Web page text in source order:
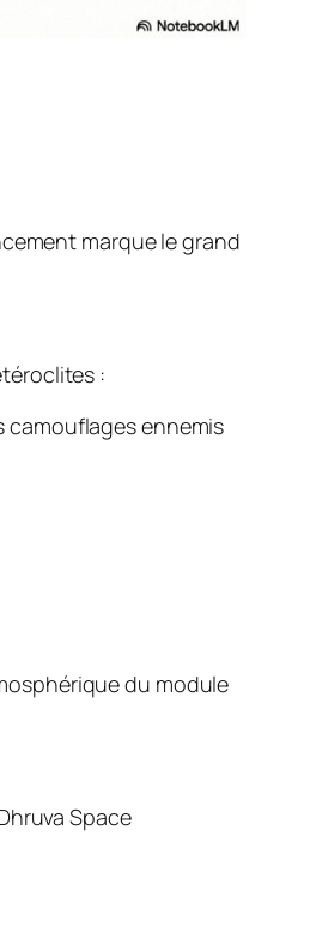
marque le grand
:
camouflages ennemis
du module
Space